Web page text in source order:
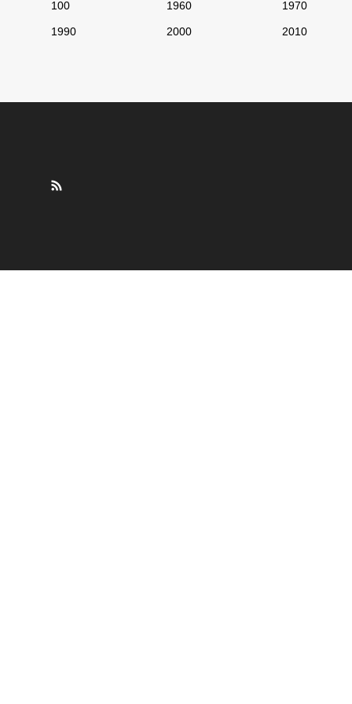
100 1960 1970
1990 2000 2010